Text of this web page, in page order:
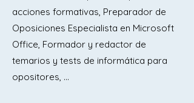
II. Organización de oficinas públicas
1. Atención al público. Atención de
acciones formativas, Preparador de
Oposiciones Especialista en Microsoft
Office, Formador y redactor de
temarios y tests de informática para
opositores, …